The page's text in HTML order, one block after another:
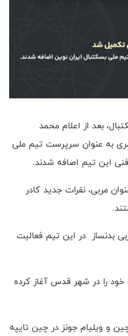
بعد از اعلام محمد
به عنوان سرپرست تیم ملی
فنی این تیم اصافه شدند.
مربی، نفرات جدید کادر
بدنساز در این تیم فعالیت
خود را در شهر قدس آغاز کرده
و ویلیام جونز در چین تایپه